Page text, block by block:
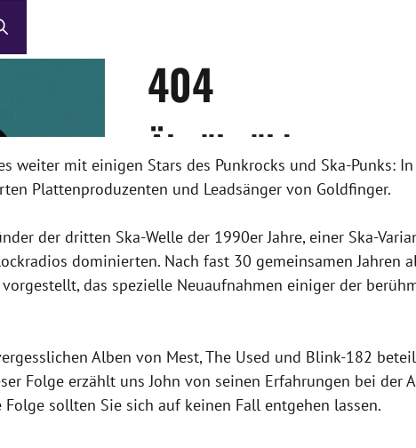
weiter mit einigen Stars des Punkrocks und Ska-Punks:
Plattenproduzenten und Leadsänger von Goldfinger.
der dritten Ska-Welle der 1990er Jahre, einer Ska-
dominierten. Nach fast 30 gemeinsamen Jahren
das spezielle Neuaufnahmen einiger der
Alben von Mest, The Used und Blink-182
Folge erzählt uns John von seinen Erfahrungen bei
sollten Sie sich auf keinen Fall entgehen lassen.